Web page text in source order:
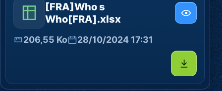
[FRA]Who s
Who[FRA].xlsx
206,55 Ko 28/10/2024 17:31